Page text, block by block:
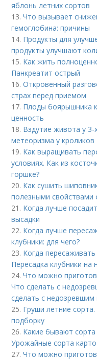
яблонь летних сортов
13.Что вызывает
гемоглобина: причины
14. Продукты для
продукты улучшают
15. Как жить
Панкреатит острый
16.Откровенный
страх перед приемом
17. Плоды боярышника
ценность
18. Вздутие живота у 3-
метеоризма у кроликов
19. Как выращивать
условиях. Как из
горшке?
20. Как сушить
полезными свойствами
21. Когда лучше
высадки
22. Когда лучше
клубники: для чего?
23. Когда
Пересадка клубники на
24.Что можно
Что сделать с
сделать с недозревшим
25. Груши летние
подборку
26. Какие бывают
Урожайные сорта
27.Что можно